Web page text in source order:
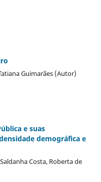
Guimarães (Autor)
e suas
demográfica e
Costa, Roberta de